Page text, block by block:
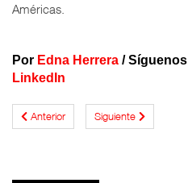
Américas.
Por Edna Herrera /
LinkedIn
Anterior Siguiente